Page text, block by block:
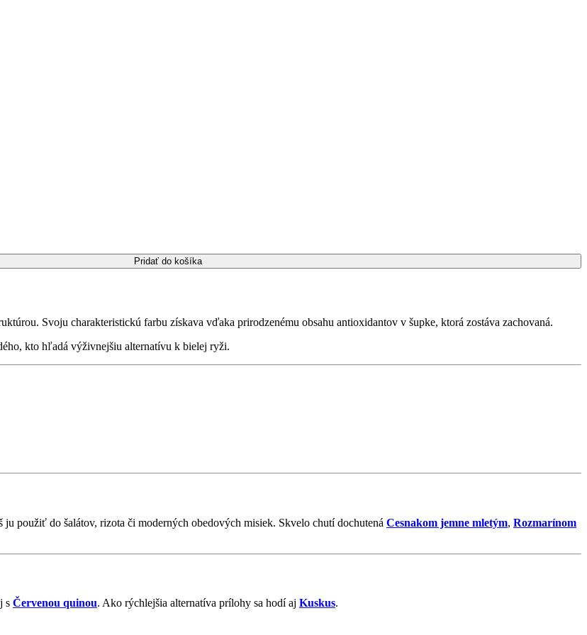
Pridať do košíka
Svoju charakteristickú farbu získava vďaka prirodzenému obsahu antioxidantov v šupke, ktorá zostáva zachovaná.
kto hľadá výživnejšiu alternatívu k bielej ryži.
použiť do šalátov, rizota či moderných obedových misiek. Skvelo chutí dochutená Cesnakom jemne mletým, Rozmarínom
s Červenou quinou. Ako rýchlejšia alternatíva prílohy sa hodí aj Kuskus.